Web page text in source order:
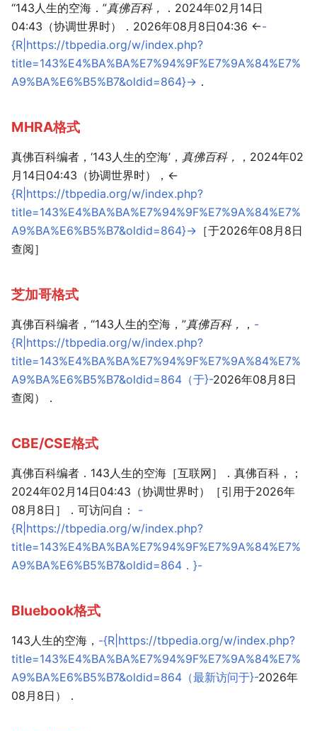
“143人生的空海．”真佛百科，
．2024年02月14日
04:43（协调世界时）．2026年08月8日04:36 <-
{R|https://tbpedia.org/w/index.php?
title=143%E4%BA%BA%E7%94%9F%E7%9A%84%E7%
A9%BA%E6%B5%B7&oldid=864}- >．
MHRA格式
真佛百科编者，‘143人生的空海’， 真佛百科，
，2024年02
月14日04:43（协调世界时），<
{R|https://tbpedia.org/w/index.php?
title=143%E4%BA%BA%E7%94%9F%E7%9A%84%E7%
A9%BA%E6%B5%B7&oldid=864}- >［于2026年08月8日
查阅］
芝加哥格式
真佛百科编者，“143人生的空海，”真佛百科， ， -
{R|https://tbpedia.org/w/index.php?
title=143%E4%BA%BA%E7%94%9F%E7%9A%84%E7%
A9%BA%E6%B5%B7&oldid=864（于}-2026年08月8日
查阅）．
CBE/CSE格式
真佛百科编者．143人生的空海［互联网］．真佛百科，；
2024年02月14日04:43（协调世界时）［引用于2026年
08月8日］．可访问自： -
{R|https://tbpedia.org/w/index.php?
title=143%E4%BA%BA%E7%94%9F%E7%9A%84%E7%
A9%BA%E6%B5%B7&oldid=864．}-
Bluebook格式
143人生的空海， -{R|https://tbpedia.org/w/index.php?
title=143%E4%BA%BA%E7%94%9F%E7%9A%84%E7%
A9%BA%E6%B5%B7&oldid=864（最新访问于}-2026年
08月8日）．